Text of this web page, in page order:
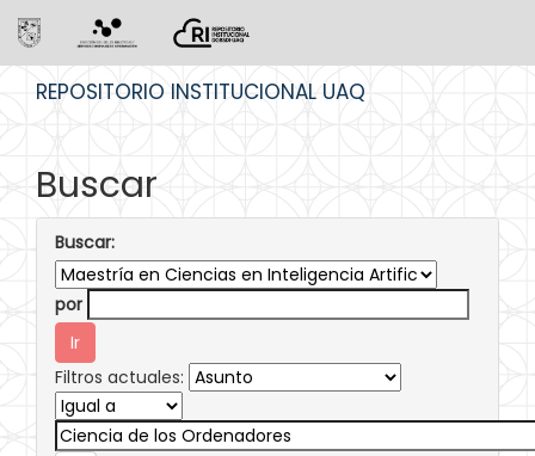
REPOSITORIO INSTITUCIONAL UAQ
Buscar
Buscar:
por
Filtros actuales: